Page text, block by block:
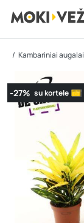
Kambariniai augalai
-27% su kortele